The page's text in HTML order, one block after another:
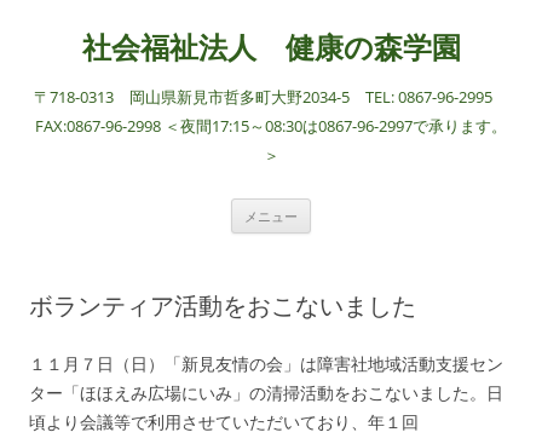
社会福祉法人 健康の森学園
〒718-0313 岡山県新見市哲多町大野2034-5 TEL: 0867-96-2995
FAX:0867-96-2998 ＜夜間17:15～08:30は0867-96-2997で承ります。
＞
メニュー
ス
キ
プ
ボランティア活動をおこないました
１１月７日（日）「新見友情の会」は障害社地域活動支援セン
ター「ほほえみ広場にいみ」の清掃活動をおこないました。日
頃より会議等で利用させていただいており、年１回